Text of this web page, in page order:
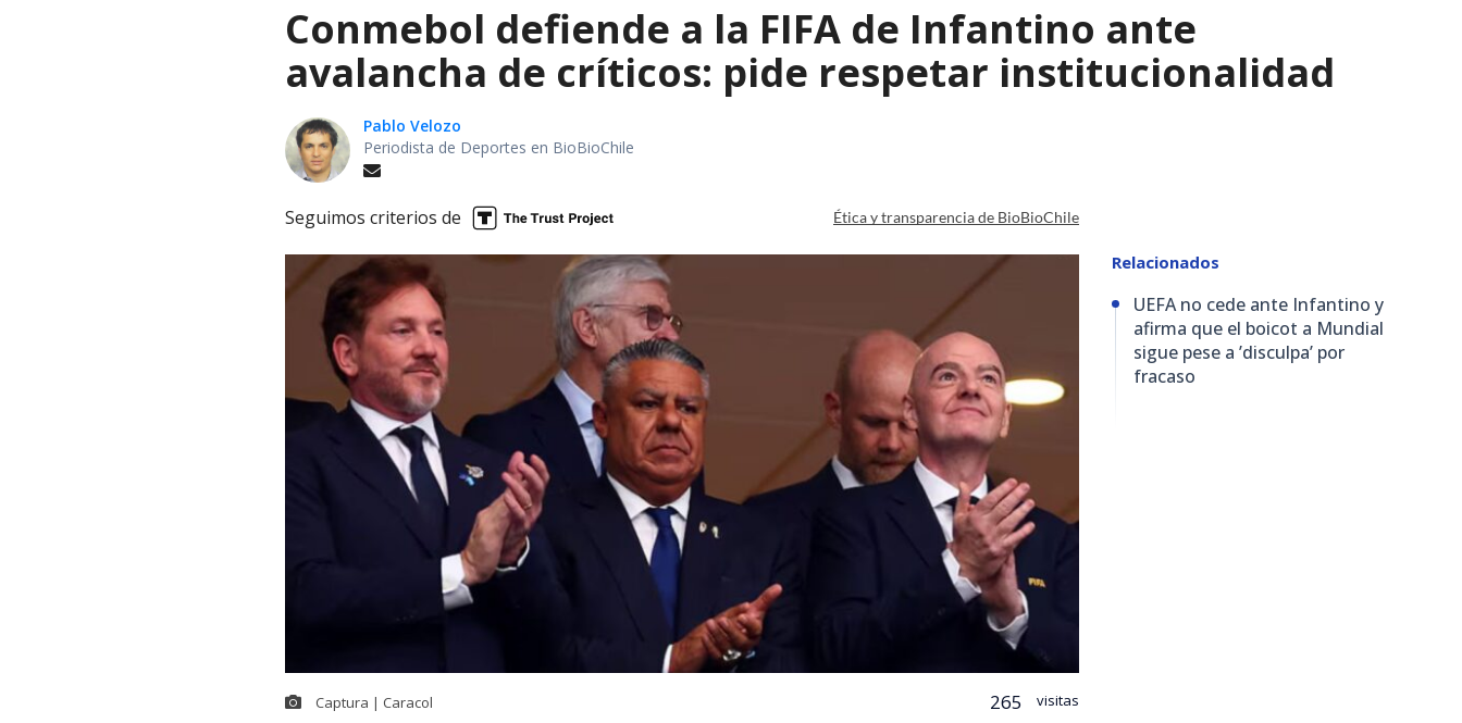
Conmebol defiende a la FIFA de Infantino ante
avalancha de críticos: pide respetar institucionalidad
Pablo Velozo
Periodista de Deportes en BioBioChile
Seguimos criterios de Ética y transparencia de BioBioChile
Captura | Caracol 265 visitas
Relacionados
UEFA no cede ante Infantino y
afirma que el boicot a Mundial
sigue pese a ’disculpa’ por
fracaso